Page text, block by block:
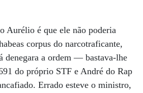
Aurélio é que ele não poderia
corpus do narcotraficante,
denegara a ordem — bastava-lhe
do próprio STF e André do Rap
Errado esteve o ministro,